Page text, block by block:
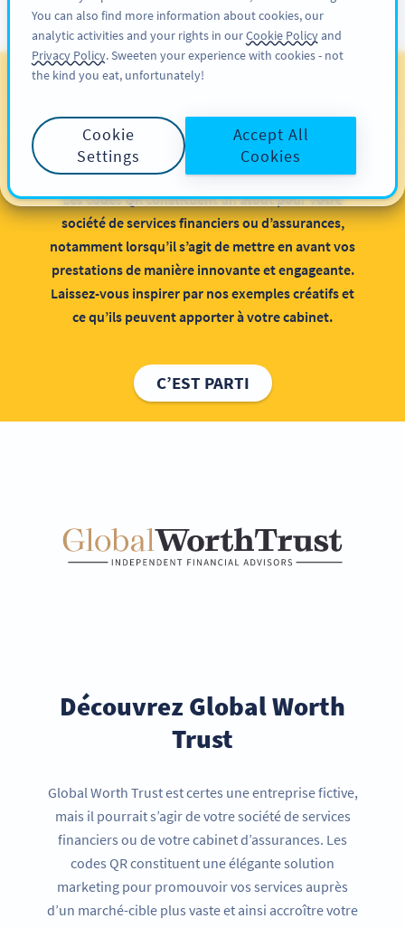
INSCRIPTION
Codes QR pour les
courtiers en services
financiers et en assurances
Les codes QR constituent un atout pour votre
société de services financiers ou d’assurances,
notamment lorsqu’il s’agit de mettre en avant vos
prestations de manière innovante et engageante.
Laissez-vous inspirer par nos exemples créatifs et
ce qu’ils peuvent apporter à votre cabinet.
C’EST PARTI
Découvrez Global Worth
Trust
Global Worth Trust est certes une entreprise fictive,
mais il pourrait s’agir de votre société de services
financiers ou de votre cabinet d’assurances. Les
codes QR constituent une élégante solution
marketing pour promouvoir vos services auprès
d’un marché-cible plus vaste et ainsi accroître votre
You can also find more information about cookies, our
analytic activities and your rights in ourCookie Policyand
Privacy Policy. Sweeten your experience with cookies - not
the kind you eat, unfortunately!
Cookie
Settings
Accept All
Cookies